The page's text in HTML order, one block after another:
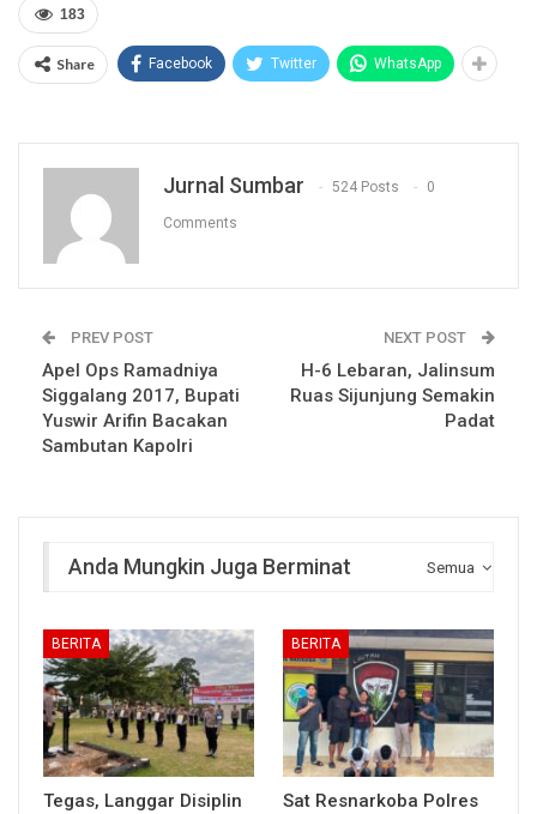
183
Share Facebook Twitter WhatsApp
Jurnal Sumbar 524 Posts 0
Comments
PREV POST
Apel Ops Ramadniya
Siggalang 2017, Bupati
Yuswir Arifin Bacakan
Sambutan Kapolri
NEXT POST
H-6 Lebaran, Jalinsum
Ruas Sijunjung Semakin
Padat
Semua
Anda Mungkin Juga Berminat
BERITA
Tegas, Langgar Disiplin
BERITA
Sat Resnarkoba Polres